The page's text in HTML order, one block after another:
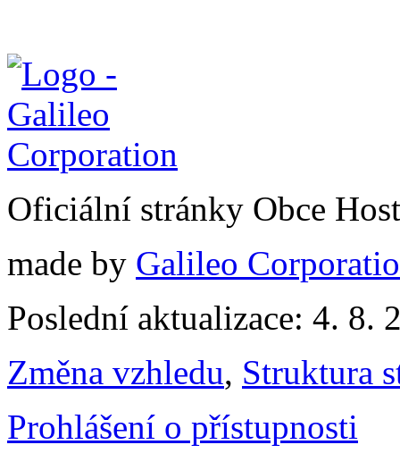
Oficiální stránky Obce
made by Galileo
Poslední aktualizace: 4. 8.
Změna vzhledu, Struktura
Prohlášení o přístupnosti